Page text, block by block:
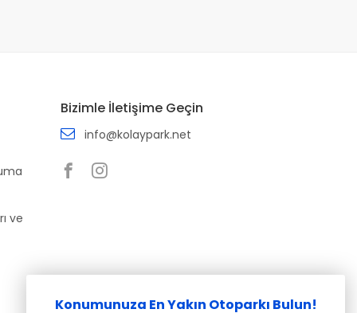
ve
Bizimle İletişime Geçin
info@kolaypark.net
Konumunuza En Yakın Otoparkı Bulun!